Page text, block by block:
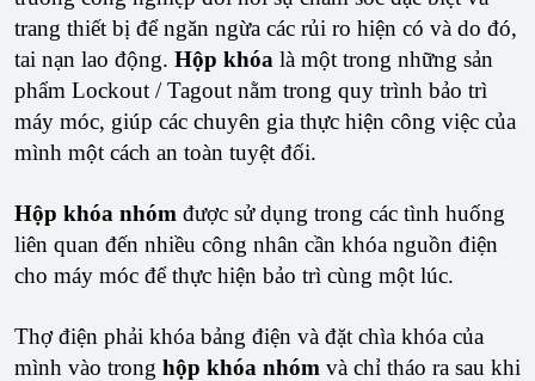
trang thiết bị để ngăn ngừa các rủi ro hiện có và do đó,
tai nạn lao động. Hộp khóa là một trong những sản
phẩm Lockout / Tagout nằm trong quy trình bảo trì
máy móc, giúp các chuyên gia thực hiện công việc của
mình một cách an toàn tuyệt đối.
Hộp khóa nhóm được sử dụng trong các tình huống
liên quan đến nhiều công nhân cần khóa nguồn điện
cho máy móc để thực hiện bảo trì cùng một lúc.
Thợ điện phải khóa bảng điện và đặt chìa khóa của
mình vào trong hộp khóa nhóm và chỉ tháo ra sau khi